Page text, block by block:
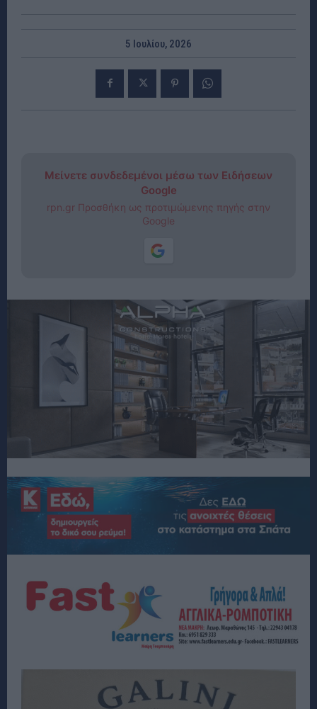
5 Ιουλίου, 2026
Μείνετε συνδεδεμένοι μέσω των Ειδήσεων
Google
rpn.gr Προσθήκη ως προτιμώμενης πηγής στην
Google